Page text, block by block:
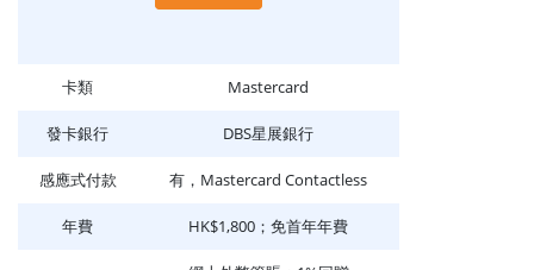
卡類 Mastercard
發卡銀行 DBS星展銀行
感應式付款 有，Mastercard Contactless
年費 HK$1,800；免首年年費